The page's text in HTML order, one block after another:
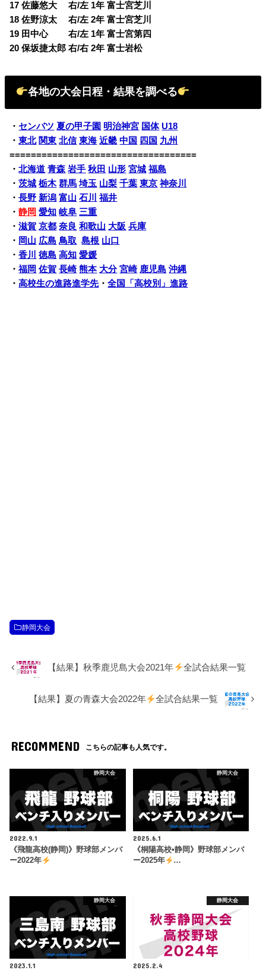
17 佐藤悠大 右/左 1年 富士宮芝川
18 佐野涼太 右/左 2年 富士宮芝川
19 田中心 右/左 1年 富士宮第四
20 保坂捷太郎 右/右 2年 富士岩松
各地の大会日程・結果を調べる
・ センバツ 夏の甲子園 明治神宮 国体 U18
・東北 関東 北信 東海 近畿 中国 四国 九州
===================================
・北海道 青森 岩手 秋田 山形 宮城 福島
・茨城 栃木 群馬 埼玉 山梨 千葉 東京 神奈川
・長野 新潟 富山 石川
福井
・静岡 愛知 岐阜 三重
・滋賀 京都 奈良 和歌山 大阪 兵庫
・ 岡山 広島 鳥取 島根 山口
・香川 徳島 高知 愛媛
・福岡 佐賀 長崎 熊本 大分 宮崎 鹿児島 沖縄
・高校生の進路進学先・全国「高校別」進路
静岡大会
【結果】秋季鹿児島大会2021年 全試合結果一覧
【結果】夏の青森大会2022年 全試合結果一覧
RECOMMEND こちらの記事も人気です。
静岡大会
2022.9.1
《飛龍高校(静岡)》野球部メンバ
ー2022年
静岡大会
2025.6.1
《桐陽高校•静岡》野球部メンバ
ー2025年
…
静岡大会
2023.1.1
静岡大会
2025.2.4